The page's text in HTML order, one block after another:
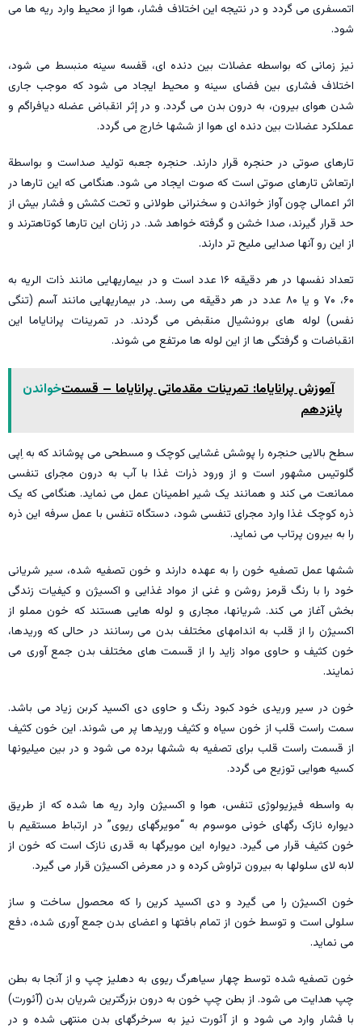
اتمسفری می گردد و در نتیجه این اختلاف فشار، هوا از محیط وارد ریه ها می
شود.
نیز زمانی که بواسطه عضلات بین دنده ای، قفسه سینه منبسط می شود،
اختلاف فشاری بین فضای سینه و محیط ایجاد می شود که موجب جاری
شدن هوای بیرون، به درون بدن می گردد. و در إثر انقباض عضله دیافراگم و
عملکرد عضلات بین دنده ای هوا از ششها خارج می گردد.
تارهای صوتی در حنجره قرار دارند. حنجره جعبه تولید صداست و بواسطة
ارتعاش تارهای صوتی است که صوت ایجاد می شود. هنگامی که این تارها در
اثر اعمالی چون آواز خواندن و سخنرانی طولانی و تحت کشش و فشار بیش از
حد قرار گیرند، صدا خشن و گرفته خواهد شد. در زنان این تارها کوتاهترند و
از این رو آنها صدایی ملیح تر دارند.
تعداد نفسها در هر دقیقه ۱۶ عدد است و در بیماریهایی مانند ذات الریه به
۶۰، ۷۰ و یا ۸۰ عدد در هر دقیقه می رسد. در بیماریهایی مانند آسم (تنگی
نفس) لوله های برونشیال منقبض می گردند. در تمرینات پرانایاما این
انقباضات و گرفتگی ها از این لوله ها مرتفع می شوند.
خواندنآموزش پرانایاما: تمرینات مقدماتی پرانایاما – قسمت
پانزدهم
سطح بالایی حنجره را پوشش غشایی کوچک و مسطحی می پوشاند که به اِپی
گلوتیس مشهور است و از ورود ذرات غذا با آب به درون مجرای تنفسی
ممانعت می کند و همانند یک شیر اطمینان عمل می نماید. هنگامی که یک
ذره کوچک غذا وارد مجرای تنفسی شود، دستگاه تنفس با عمل سرفه این ذره
را به بیرون پرتاب می نماید.
ششها عمل تصفیه خون را به عهده دارند و خون تصفیه شده، سیر شریانی
خود را با رنگ قرمز روشن و غنی از مواد غذایی و اکسیژن و کیفیات زندگی
بخش آغاز می کند. شریانها، مجاری و لوله هایی هستند که خون مملو از
اکسیژن را از قلب به اندامهای مختلف بدن می رسانند در حالی که وریدها،
خون کثیف و حاوی مواد زاید را از قسمت های مختلف بدن جمع آوری می
نمایند.
خون در سیر وریدی خود کبود رنگ و حاوی دی اکسید کربن زیاد می باشد.
سمت راست قلب از خون سیاه و کثیف وریدها پر می شوند. این خون کثیف
از قسمت راست قلب برای تصفیه به ششها برده می شود و در بین میلیونها
کسیه هوایی توزیع می گردد.
به واسطه فیزیولوژی تنفس، هوا و اکسیژن وارد ریه ها شده که از طریق
دیواره نازک رگهای خونی موسوم به “مویرگهای ریوی” در ارتباط مستقیم با
خون کثیف قرار می گیرد. دیواره این مویرگها به قدری نازک است که خون از
لابه لای سلولها به بیرون تراوش کرده و در معرض اکسیژن قرار می گیرد.
خون اکسیژن را می گیرد و دی اکسید کرین را که محصول ساخت و ساز
سلولی است و توسط خون از تمام بافتها و اعضای بدن جمع آوری شده، دفع
می نماید.
خون تصفیه شده توسط چهار سیاهرگ ریوی به دهلیز چپ و از آنجا به بطن
چپ هدایت می شود. از بطن چپ خون به درون بزرگترین شریان بدن (آئورت)
با فشار وارد می شود و از آئورت نیز به سرخرگهای بدن منتهی شده و در